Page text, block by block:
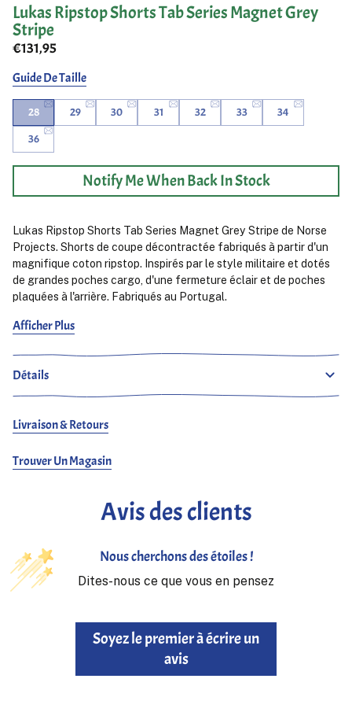
Lukas Ripstop Shorts Tab Series Magnet Grey
Stripe
€131,95
Guide De Taille
28 29 30 31 32 33
34
36
Notify Me When Back In Stock
Lukas Ripstop Shorts Tab Series Magnet Grey Stripe de Norse
Projects. Shorts de coupe décontractée fabriqués à partir d'un
magnifique coton ripstop. Inspirés par le style militaire et dotés
de grandes poches cargo, d'une fermeture éclair et de poches
plaquées à l'arrière. Fabriqués au Portugal.
Ludjero mesure 179 cm, de constitution mince et porte une taille
Afficher Plus
Détails
Livraison & Retours
Trouver Un Magasin
Avis des clients
Nous cherchons des étoiles !
Dites-nous ce que vous en pensez
Soyez le premier à écrire un
avis